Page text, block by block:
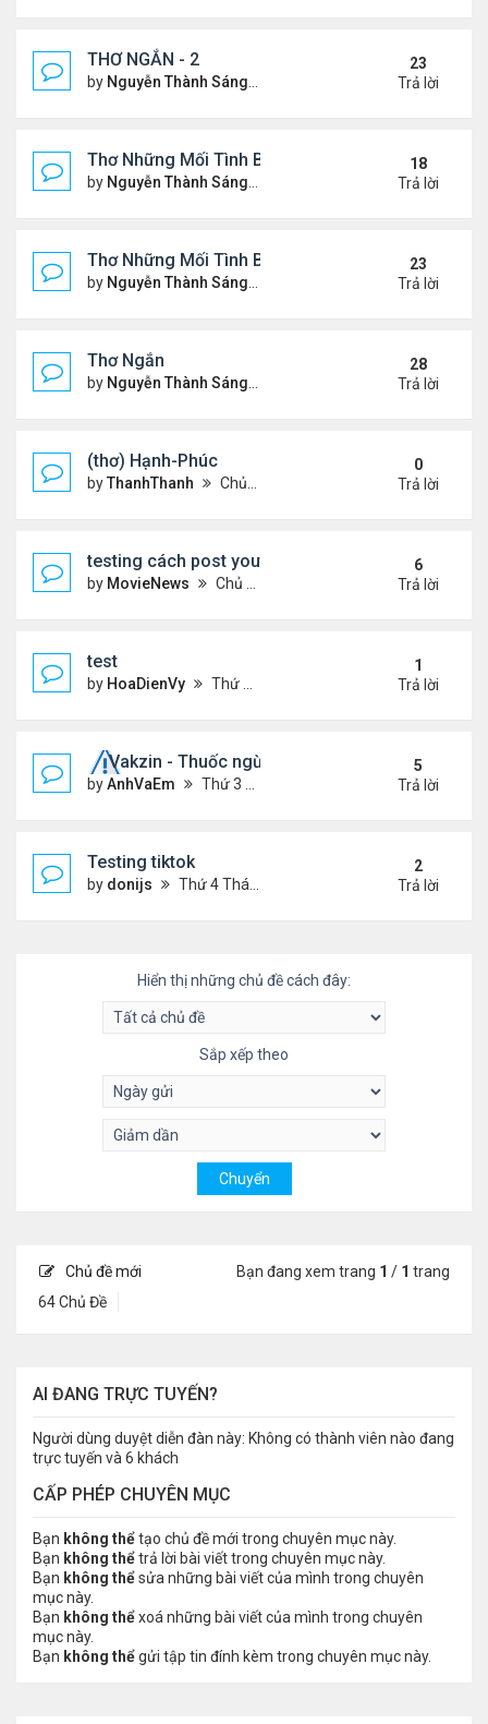
THƠ NGẮN - 2
by Nguyễn Thành Sáng Chủ nhật Tháng 7 30, 2023
23
Trả lời
Thơ Những Mối Tình Buồn (2)
by Nguyễn Thành Sáng Thứ 2 Tháng 5 22, 2023 8:48
18
Trả lời
Thơ Những Mối Tình Buồn
by Nguyễn Thành Sáng Thứ 7 Tháng 2 04, 2023 12:26
23
Trả lời
Thơ Ngắn
by Nguyễn Thành Sáng Thứ 7 Tháng 12 17, 2022 6:28
28
Trả lời
(thơ) Hạnh-Phúc
byThanhThanh Chủ nhật Tháng 1 23, 2022 12:25 pm
0
Trả lời
testing cách post youtube video
by MovieNews Chủ nhật Tháng 10 11, 2020 12:18 pm
6
Trả lời
test
by HoaDienVy Thứ 4 Tháng 12 02, 2020 12:22 pm
1
Trả lời
Vakzin - Thuốc ngừa corona
byAnhVaEm Thứ 3 Tháng 1 19, 2021 3:19 am
5
Trả lời
Testing tiktok
by donijs Thứ 4 Tháng 11 11, 2020 11:23 am
2
Trả lời
Hiển thị những chủ đề cách đây:
Sắp xếp theo
Chủ đề mới
64 Chủ Đề
Bạn đang xem trang 1 / 1 trang
AI ĐANG TRỰC TUYẾN?
Người dùng duyệt diễn đàn này: Không có thành viên nào đang
trực tuyến và 6 khách
CẤP PHÉP CHUYÊN MỤC
Bạn không thểtạo chủ đề mới trong chuyên mục này.
Bạn không thểtrả lời bài viết trong chuyên mục này.
Bạn không thểsửa những bài viết của mình trong chuyên
mục này.
Bạn không thểxoá những bài viết của mình trong chuyên
mục này.
Bạn không thểgửi tập tin đính kèm trong chuyên mục này.